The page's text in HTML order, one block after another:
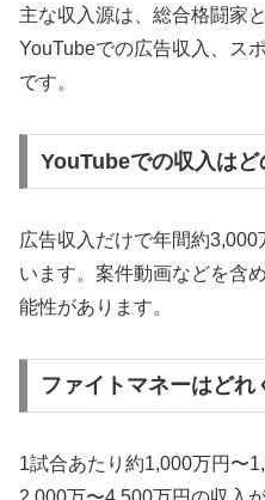
主な収入源は、総合格闘家
YouTubeでの広告収入、ス
です。
YouTubeでの収入はど
広告収入だけで年間約
います。案件動画などを含
能性があります。
ファイトマネーはどれ
1試合あたり約1,000万円〜